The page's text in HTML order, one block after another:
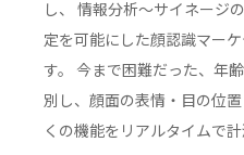
し、 情報分析～サイネージ
定を可能にした顔認識マー
す。 今まで困難だった、年
別し、顔面の表情・目の位
くの機能をリアルタイムで